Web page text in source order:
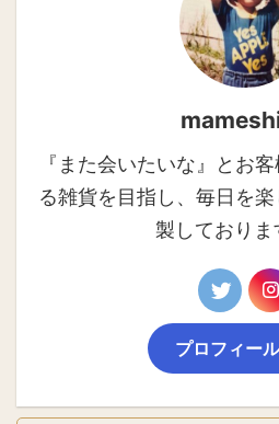
『また会いたいな』とお
る雑貨を目指し、毎日を
製しており
プロフィー